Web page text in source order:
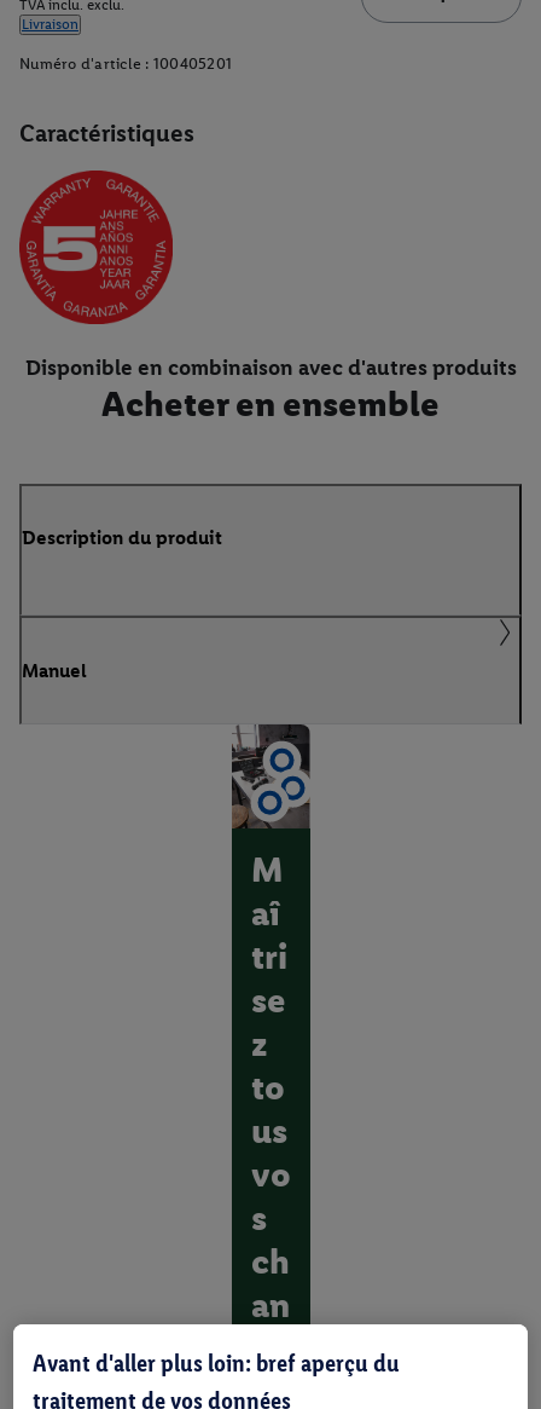
Caractéristiques
TVA inclu. exclu.
Livraison
Numéro d'article : 100405201
Disponible en combinaison avec d'autres produits
Acheter en ensemble
Description du produit
Manuel
M
aî
tri
se
z
to
us
vo
s
ch
an
ti
er
Avant d'aller plus loin: bref aperçu du
traitement de vos données